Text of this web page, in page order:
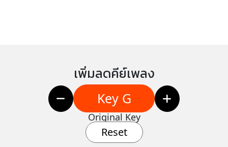
เพิ่มลดคีย์เพลง
Key G
Original Key
Reset